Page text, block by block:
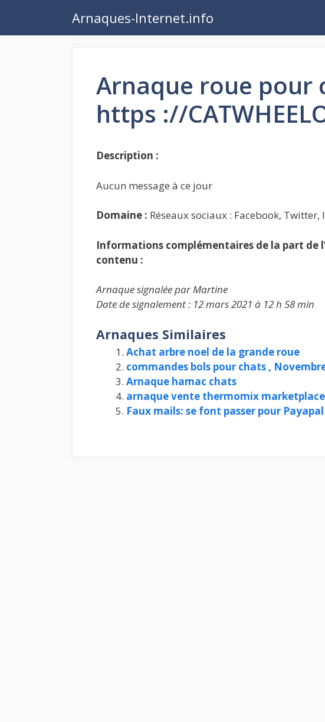
contenu
Arnaques-Internet.info
Arnaque roue pour
https ://
Description :
Aucun message à ce jour
Domaine : Réseaux sociaux : Facebook,
Informations complémentaires de la part de
contenu :
Arnaque signalée par Martine
Date de signalement : 12 mars 2021 à 12 h 58 min
Arnaques Similaires
Achat arbre noel de la grande roue
commandes bols pour chats ,
Arnaque hamac chats
arnaque vente thermomix marketplace
Faux mails: se font passer pour